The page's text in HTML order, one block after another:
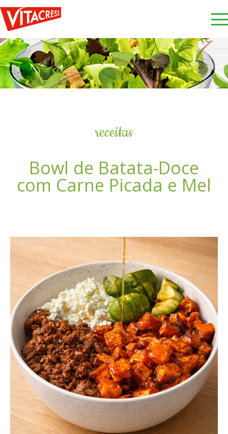
receitas
Bowl de Batata-Doce
com Carne Picada e Mel